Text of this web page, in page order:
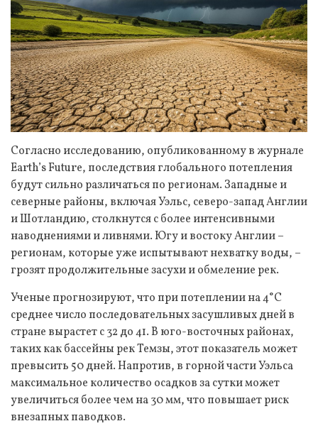
Согласно исследованию, опубликованному в журнале
Earth’s Future, последствия глобального потепления
будут сильно различаться по регионам. Западные и
северные районы, включая Уэльс, северо-запад Англии
и Шотландию, столкнутся с более интенсивными
наводнениями и ливнями. Югу и востоку Англии –
регионам, которые уже испытывают нехватку воды, –
грозят продолжительные засухи и обмеление рек.
Ученые прогнозируют, что при потеплении на 4°C
среднее число последовательных засушливых дней в
стране вырастет с 32 до 41. В юго-восточных районах,
таких как бассейны рек Темзы, этот показатель может
превысить 50 дней. Напротив, в горной части Уэльса
максимальное количество осадков за сутки может
увеличиться более чем на 30 мм, что повышает риск
внезапных паводков.